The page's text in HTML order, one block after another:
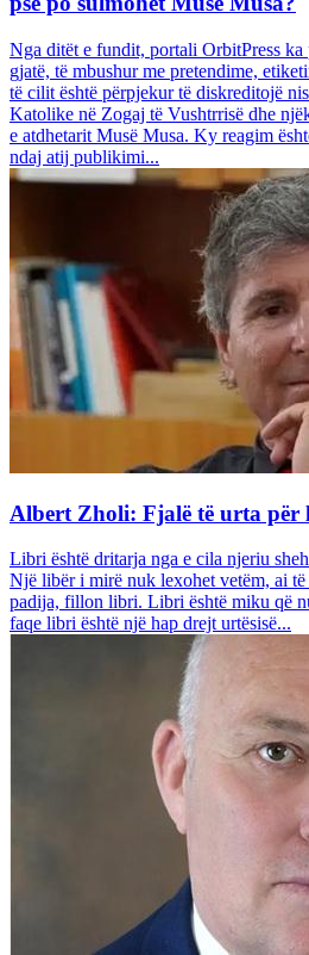
Nga ditët e fundit, portali OrbitPress
gjatë, të mbushur me pretendime,
të cilit është përpjekur të diskreditojë
Katolike në Zogaj të Vushtrrisë dhe
e atdhetarit Musë Musa. Ky reagim
ndaj atij publikimi...
Albert Zholi: Fjalë të urta për
Libri është dritarja nga e cila njeriu
Një libër i mirë nuk lexohet vetëm, ai
padija, fillon libri. Libri është miku që
faqe libri është një hap drejt urtësisë...